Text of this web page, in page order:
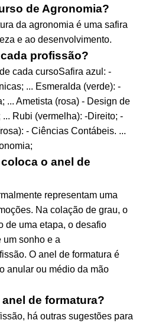
de Agronomia?
da agronomia é uma safira
e ao desenvolvimento.
profissão?
cada cursoSafira azul: -
... Esmeralda (verde): -
... Ametista (rosa) - Design de
Rubi (vermelha): -Direito; -
- Ciências Contábeis. ...
o anel de
representam uma
Na colação de grau, o
de uma etapa, o desafio
um sonho e a
O anel de formatura é
anular ou médio da mão
de formatura?
há outras sugestões para